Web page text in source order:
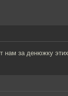
нам за денюжку